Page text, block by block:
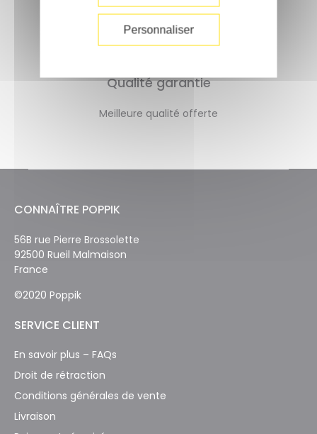
Qualité garantie
Meilleure qualité offerte
CONNAÎTRE POPPIK
56B rue Pierre Brossolette
92500 Rueil Malmaison
France
©2020 Poppik
SERVICE CLIENT
En savoir plus – FAQs
Droit de rétraction
Conditions générales de vente
Livraison
Personnaliser